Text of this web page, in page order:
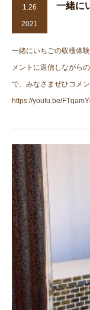
1.26
2021
一緒に
一緒にいちごの収穫体
メントに返信しながら
で、みなさまぜひコメ
https://youtu.be/